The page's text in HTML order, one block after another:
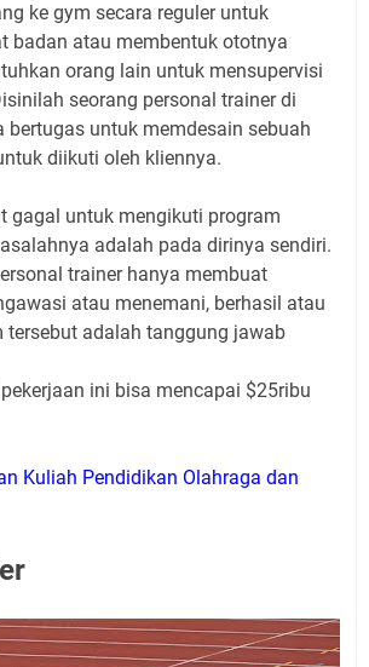
ke gym secara reguler untuk
badan atau membentuk ototnya
orang lain untuk mensupervisi
seorang personal trainer di
bertugas untuk memdesain sebuah
diikuti oleh kliennya.
gagal untuk mengikuti program
adalah pada dirinya sendiri.
trainer hanya membuat
atau menemani, berhasil atau
tersebut adalah tanggung jawab
ini bisa mencapai $25ribu
Kuliah Pendidikan Olahraga dan